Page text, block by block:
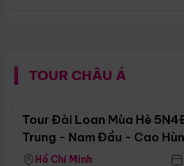
TOUR CHÂU Á
Tour Đài Loan Mùa Hè
Trung - Nam Đầu - Cao
Hồ Chí Minh